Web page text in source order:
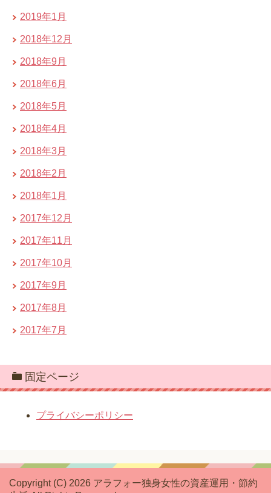
2019年1月
2018年12月
2018年9月
2018年6月
2018年5月
2018年4月
2018年3月
2018年2月
2018年1月
2017年12月
2017年11月
2017年10月
2017年9月
2017年8月
2017年7月
固定ページ
プライバシーポリシー
Copyright (C) 2026 アラフォー独身女性の資産運用・節約